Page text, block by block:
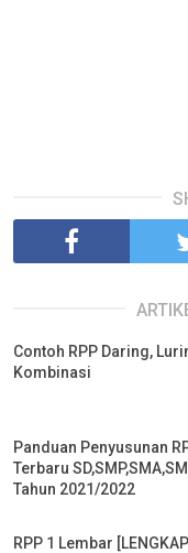
Contoh RPP Daring,
Kombinasi
Panduan Penyusunan
Terbaru
Tahun 2021/2022
RPP 1 Lembar